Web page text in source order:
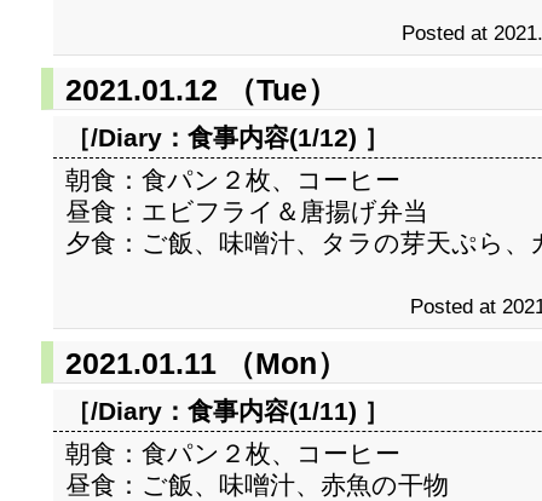
Posted at
2021.01.12 （Tue）
［/Diary： 食事内容(1/12) ］
朝食：食パン２枚、コーヒー
昼食：エビフライ＆唐揚げ弁当
夕食：ご飯、味噌汁、タラの芽天ぷら
Posted at
2021.01.11 （Mon）
［/Diary： 食事内容(1/11) ］
朝食：食パン２枚、コーヒー
昼食：ご飯、味噌汁、赤魚の干物